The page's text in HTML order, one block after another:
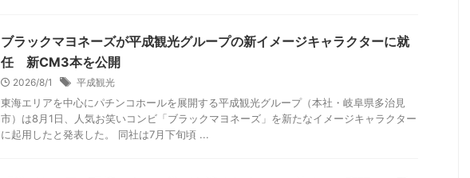
ブラックマヨネーズが平成観光グループの新イメージキャラクターに就
任 新CM3本を公開
2026/8/1 平成観光
東海エリアを中心にパチンコホールを展開する平成観光グループ（本社・岐阜県多治見
市）は8月1日、人気お笑いコンビ「ブラックマヨネーズ」を新たなイメージキャラクター
に起用したと発表した。 同社は7月下旬頃 ...